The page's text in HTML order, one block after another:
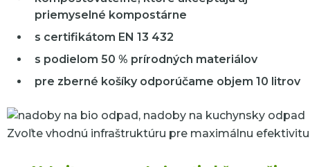
priemyselné kompostárne
s certifikátom EN 13 432
s podielom 50 % prírodných materiálov
pre zberné košíky odporúčame objem 10 litrov
Zvoľte vhodnú infraštruktúru pre maximálnu